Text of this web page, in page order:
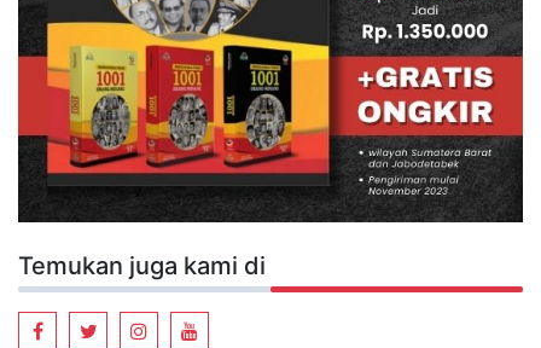
Temukan juga kami di